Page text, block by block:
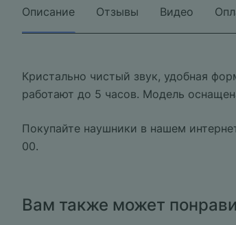
Описание Отзывы Видео
Кристально чистый звук, удобная
работают до 5 часов. Модель
Покупайте наушники в нашем
00.
Вам также может